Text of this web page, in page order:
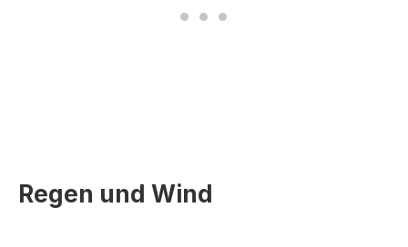
Regen und Wind